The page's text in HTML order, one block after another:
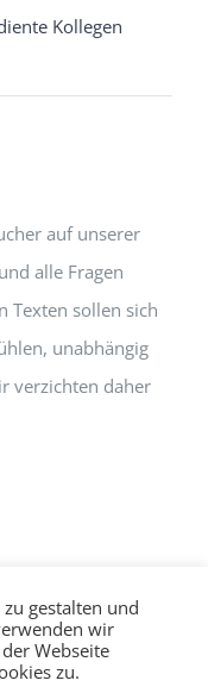
Kollegen
auf unserer
alle Fragen
Texten sollen sich
unabhängig
verzichten daher
hallo!rot
gestalten und
wir
Webseite
zu.